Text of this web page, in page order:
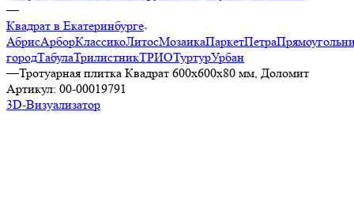
—
Квадрат в Екатеринбурге
АбрисАрборКлассикоЛитосМозаикаПаркетПетра
городТабулаТрилистникТРИОТуртурУрбан
—Тротуарная плитка Квадрат 600х600х80 мм, Доломит
Артикул: 00-00019791
3D-Визуализатор